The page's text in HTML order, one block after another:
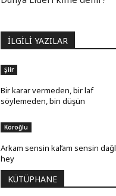
İLGİLİ YAZILAR
Şiir
Bir karar vermeden, bir laf
söylemeden, bin düşün
Köroğlu
Arkam sensin kal’am sensin
hey
KÜTÜPHANE